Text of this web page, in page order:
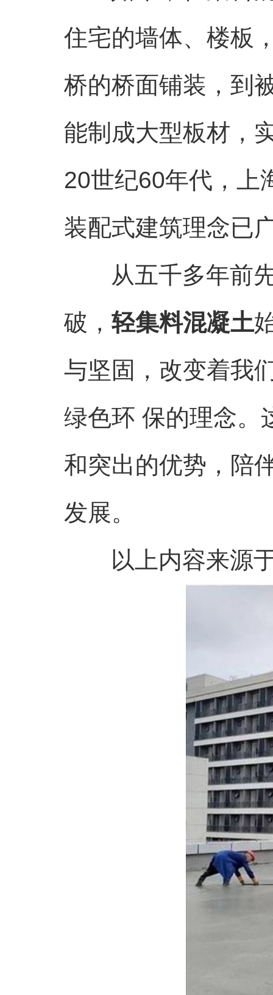
住宅的墙体、楼板
桥的桥面铺装，到
能制成大型板材，
20世纪60年代，上
装配式建筑理念已
从五千多年前
破， 轻集料混凝土
与坚固，改变着我
绿色环 保的理念。
和突出的优势，陪
发展。
以上内容来源